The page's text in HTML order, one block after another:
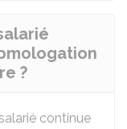
?
continue